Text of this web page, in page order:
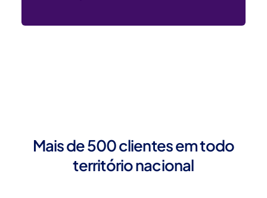
Mais de 500 clientes em todo
território nacional